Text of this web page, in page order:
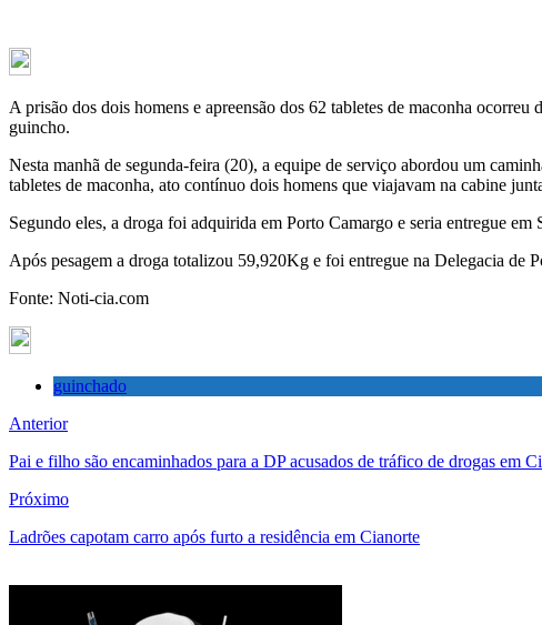
A prisão dos dois homens e apreensão dos 62 tabletes de maconha
guincho.
Nesta manhã de segunda-feira (20), a equipe de serviço abordou um
tabletes de maconha, ato contínuo dois homens que viajavam na cabine
Segundo eles, a droga foi adquirida em Porto Camargo e seria entregue
Após pesagem a droga totalizou 59,920Kg e foi entregue na Delegacia de
Fonte: Noti-cia.com
guinchado
Anterior
Pai e filho são encaminhados para a DP acusados de tráfico de drogas em
Próximo
Ladrões capotam carro após furto a residência em Cianorte